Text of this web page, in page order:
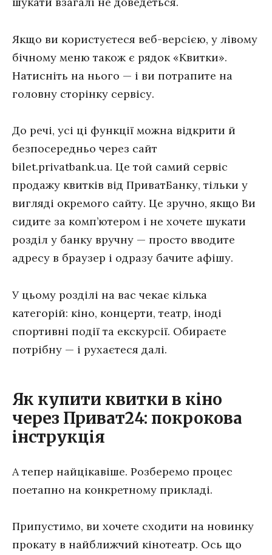
Якщо ви користуєтеся веб-версією, у лівому
бічному меню також є рядок «Квитки».
Натисніть на нього — і ви потрапите на
головну сторінку сервісу.
До речі, усі ці функції можна відкрити й
безпосередньо через сайт
bilet.privatbank.ua. Це той самий сервіс
продажу квитків від ПриватБанку, тільки у
вигляді окремого сайту. Це зручно, якщо Ви
сидите за комп’ютером і не хочете шукати
розділ у банку вручну — просто вводите
адресу в браузер і одразу бачите афішу.
У цьому розділі на вас чекає кілька
категорій: кіно, концерти, театр, іноді
спортивні події та екскурсії. Обираєте
потрібну — і рухаєтеся далі.
Як купити квитки в кіно
через Приват24: покрокова
інструкція
А тепер найцікавіше. Розберемо процес
поетапно на конкретному прикладі.
Припустимо, ви хочете сходити на новинку
прокату в найближчий кінотеатр. Ось що